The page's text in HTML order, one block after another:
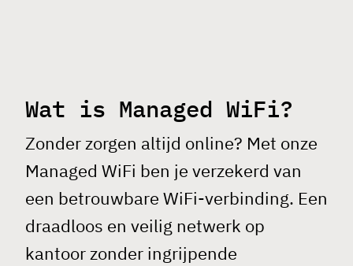
Wat is Managed WiFi?
Zonder zorgen altijd online? Met onze
Managed WiFi ben je verzekerd van
een betrouwbare WiFi-verbinding. Een
draadloos en veilig netwerk op
kantoor zonder ingrijpende